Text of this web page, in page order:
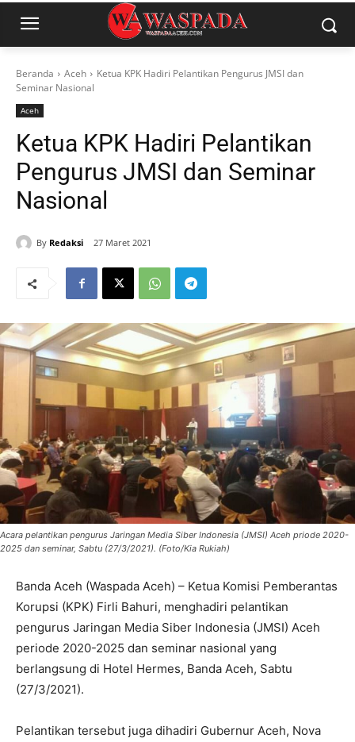
Beranda Aceh
Ketua KPK Hadiri Pelantikan Pengurus JMSI dan
Seminar Nasional
Aceh
Ketua KPK Hadiri Pelantikan
Pengurus JMSI dan Seminar
Nasional
By Redaksi 27 Maret 2021
Acara pelantikan pengurus Jaringan Media Siber Indonesia (JMSI) Aceh priode 2020-
2025 dan seminar, Sabtu (27/3/2021). (Foto/Kia Rukiah)
Banda Aceh (Waspada Aceh) – Ketua Komisi Pemberantas
Korupsi (KPK) Firli Bahuri, menghadiri pelantikan
pengurus Jaringan Media Siber Indonesia (JMSI) Aceh
periode 2020-2025 dan seminar nasional yang
berlangsung di Hotel Hermes, Banda Aceh, Sabtu
(27/3/2021).
Pelantikan tersebut juga dihadiri Gubernur Aceh, Nova